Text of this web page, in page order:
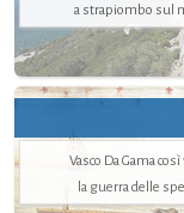
a strapiombo sul
Vasco Da Gama così
la guerra delle